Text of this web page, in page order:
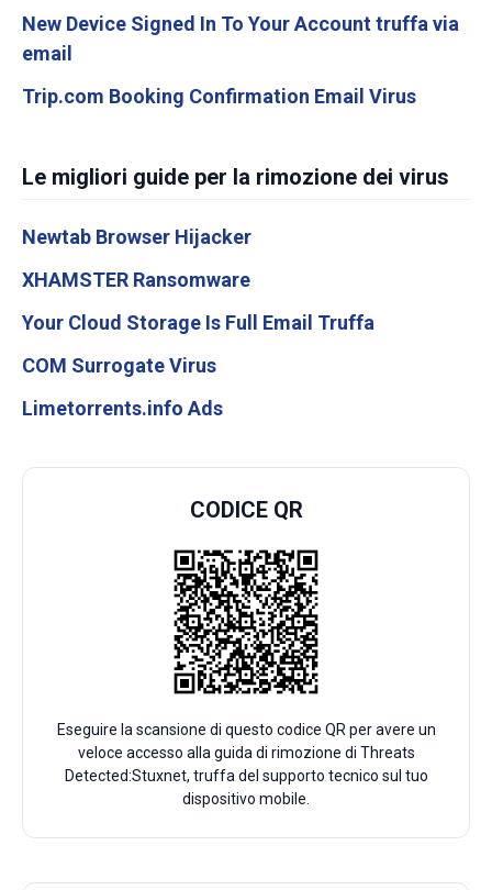
New Device Signed In To Your Account truffa via
email
Trip.com Booking Confirmation Email Virus
Le migliori guide per la rimozione dei virus
Newtab Browser Hijacker
XHAMSTER Ransomware
Your Cloud Storage Is Full Email Truffa
COM Surrogate Virus
Limetorrents.info Ads
CODICE QR
Eseguire la scansione di questo codice QR per avere un
veloce accesso alla guida di rimozione di Threats
Detected:Stuxnet, truffa del supporto tecnico sul tuo
dispositivo mobile.